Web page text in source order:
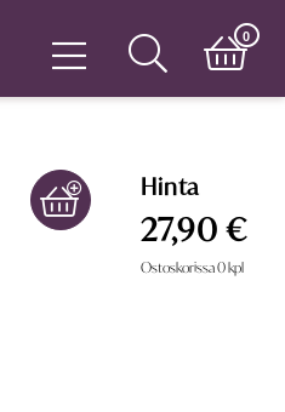
0
Hinta
27,90 €
Ostoskorissa0kpl